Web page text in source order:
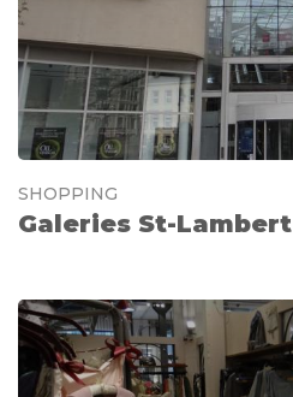
SHOPPING
Galeries St-Lambert